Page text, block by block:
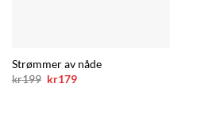
Strømmer av nåde
kr199 Opprinnelig
kr179Nåværende